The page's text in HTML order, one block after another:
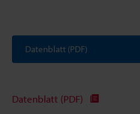
Datenblatt (PDF)
Datenblatt (PDF)